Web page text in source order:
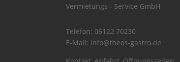
Vermietungs - Service GmbH
Telefon: 06122 70230
E-Mail: info@theos-gastro.de